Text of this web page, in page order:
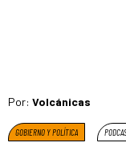
Por: Volcánicas
GOBIERNO Y POLÍTICA